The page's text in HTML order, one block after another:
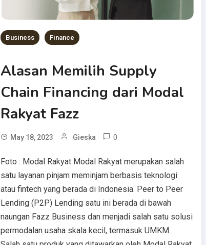
Business Finance
Alasan Memilih Supply
Chain Financing dari Modal
Rakyat Fazz
May 18, 2023 Gieska 0
Foto : Modal Rakyat Modal Rakyat merupakan salah
satu layanan pinjam meminjam berbasis teknologi
atau fintech yang berada di Indonesia. Peer to Peer
Lending (P2P) Lending satu ini berada di bawah
naungan Fazz Business dan menjadi salah satu solusi
permodalan usaha skala kecil, termasuk UMKM.